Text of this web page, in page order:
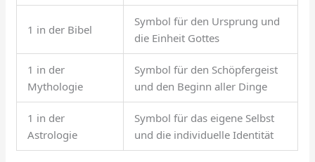
1 in der Bibel
Symbol für den Ursprung und
die Einheit Gottes
1 in der
Mythologie
Symbol für den Schöpfergeist
und den Beginn aller Dinge
1 in der
Astrologie
Symbol für das eigene Selbst
und die individuelle Identität